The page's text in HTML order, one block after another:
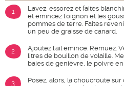
1
Lavez, essorez et faites
et émincez l'oignon et les
pommes de terre. Faites
un peu de graisse de canard.
2
Ajoutez l'ail émincé. Remuez.
litres de bouillon de volaille.
baies de genièvre, le poivre
3
Posez, alors, la choucroute